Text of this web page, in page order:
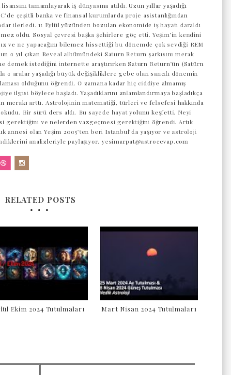
tamamlayarak iş dünyasına atıldı. Uzun yıllar yaşadığı
çeşitli banka ve finansal kurumlarda proje asistanlığından
ilerledi. 11 Eylül yüzünden bozulan ekonomide iş hayatı daraldı
oldu. Sosyal çevresi başka şehirlere göç etti. Yeşim’in kendini
ve ne yapacağını bilemez hissettiği bu dönemde çok sevdiği REM
o yıl çıkan Reveal albümündeki Saturn Return şarkısını merak
demek istediğini internette araştırırken Saturn Return’ün (Satürn
o aralar yaşadığı büyük değişikliklere gebe olan sancılı dönemin
olduğunu öğrendi. O zamana kadar hiç ciddiye almamış
ilgisi böylece başladı. Yaşadıklarını anlamlandırmaya başladıkça
merakı arttı. Astrolojinin matematiği, türleri ve felsefesi hakkında
Bir sürü ders aldı. Bu sayede hayat yolunu keşfetti. Neyi
gerektiğini ve nelerden vazgeçmesi gerektiğini öğrendi. Artık
annesi olan Yeşim 2005’ten beri Istanbul’da yaşıyor ve astroloji
analizleriyle paylaşıyor. yesimarpat@astrocevap.com
RELATED POSTS
Ekim 2024 Tutulmaları Mart Nisan 2024 Tutulmaları